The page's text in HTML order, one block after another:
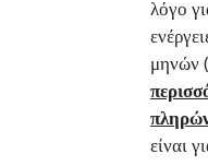
λόγο
μηνών
είναι